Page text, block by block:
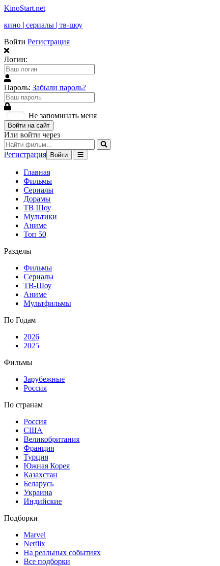
KinoStart.net
кино | сериалы | тв-шоу
Войти Регистрация
Логин:
Пароль: Забыли пароль?
Не запоминать меня
Войти на сайт
Или войти через
Регистрация Войти
Главная
Фильмы
Сериалы
Дорамы
ТВ Шоу
Мультики
Аниме
Топ 50
Разделы
Фильмы
Сериалы
ТВ-Шоу
Аниме
Мультфильмы
По Годам
2026
2025
Фильмы
Зарубежные
Россия
По странам
Россия
США
Великобритания
Франция
Турция
Южная Корея
Казахстан
Беларусь
Украина
Индийские
Подборки
Marvel
Netflix
На реальных событиях
Все подборки